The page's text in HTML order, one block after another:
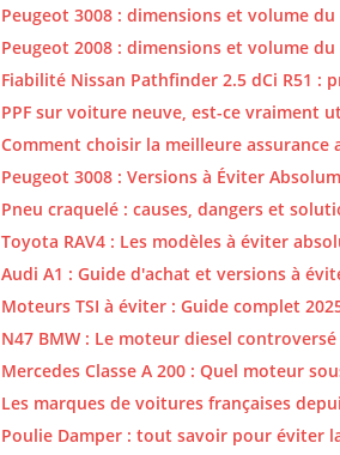
Peugeot 3008 : dimensions et volume
Peugeot 2008 : dimensions et volume
Fiabilité Nissan Pathfinder 2.5 dCi R51 :
PPF sur voiture neuve, est-ce vraiment
Comment choisir la meilleure assurance
Peugeot 3008 : Versions à Éviter
Pneu craquelé : causes, dangers et
Toyota RAV4 : Les modèles à éviter
Audi A1 : Guide d'achat et versions à
Moteurs TSI à éviter : Guide complet
N47 BMW : Le moteur diesel
Mercedes Classe A 200 : Quel moteur
Les marques de voitures françaises
Poulie Damper : tout savoir pour éviter